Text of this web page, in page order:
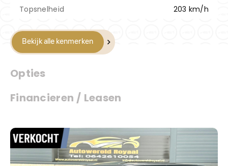
Topsnelheid
203 km/h
Bekijk alle kenmerken
Opties
Financieren / Leasen